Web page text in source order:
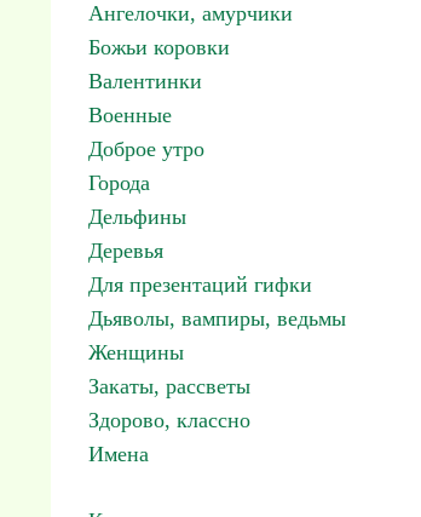
Ангелочки, амурчики
Божьи коровки
Валентинки
Военные
Доброе утро
Города
Дельфины
Деревья
Для презентаций гифки
Дьяволы, вампиры, ведьмы
Женщины
Закаты, рассветы
Здорово, классно
Имена